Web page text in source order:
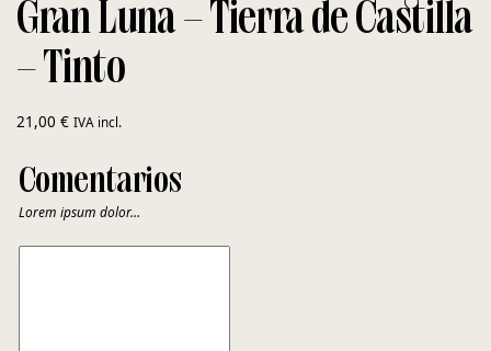
Gran Luna – Tierra de Castilla
– Tinto
21,00 € IVA incl.
Comentarios
Lorem ipsum dolor…